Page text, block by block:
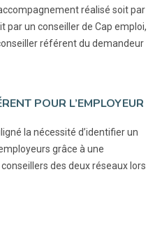
réalisé soit par
par un conseiller de Cap emploi,
référent du demandeur
POUR L’EMPLOYEUR
la nécessité d’identifier un
grâce à une
des deux réseaux lors